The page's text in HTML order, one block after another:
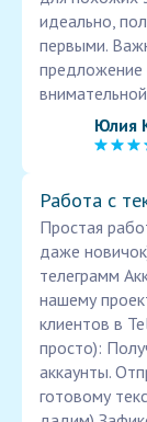
идеально,
первыми.
предложение
Юлия
Работа с
Простая
даже
телеграмм
нашему
клиентов в
просто):
аккаунты.
готовому